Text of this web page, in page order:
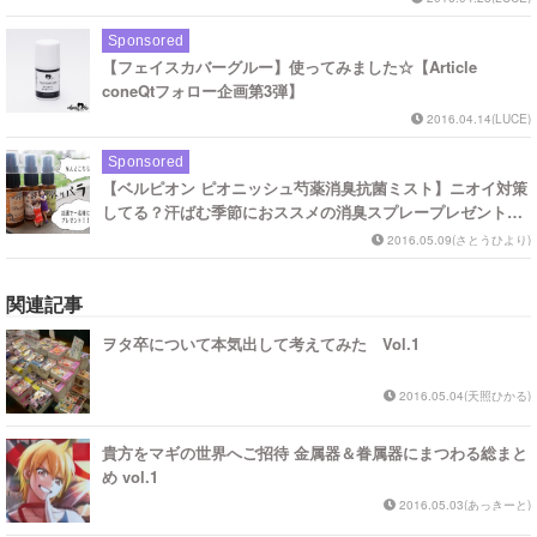
Sponsored
【フェイスカバーグルー】使ってみました☆【Article
coneQtフォロー企画第3弾】
2016.04.14(LUCE)
Sponsored
【ベルピオン ピオニッシュ芍薬消臭抗菌ミスト】ニオイ対策
してる？汗ばむ季節におススメの消臭スプレープレゼント！
2016.05.09(さとうひより)
関連記事
ヲタ卒について本気出して考えてみた Vol.1
2016.05.04(天照ひかる)
貴方をマギの世界へご招待 金属器＆眷属器にまつわる総まと
め vol.1
2016.05.03(あっきーと)